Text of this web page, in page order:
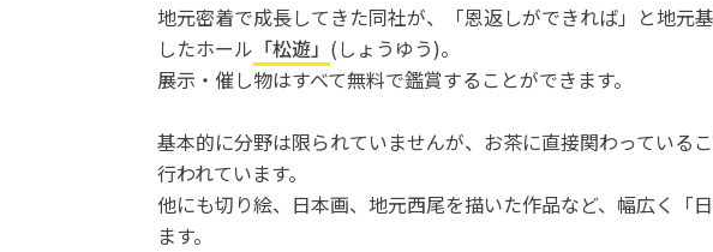
地元密着で成長してきた同社が、「恩返しができれば」と地元
したホール 「松遊」 (しょうゆう)。
展示・催し物はすべて無料で鑑賞することができます。
基本的に分野は限られていませんが、お茶に直接関わっている
行われています。
他にも切り絵、日本画、地元西尾を描いた作品など、幅広く「
ます。